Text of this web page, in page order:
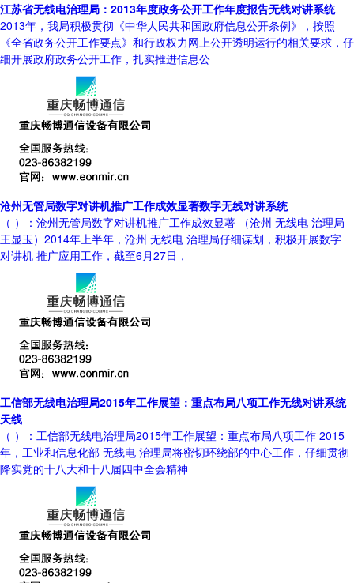
江苏省无线电治理局：2013年度政务公开工作年度报告无线对讲系统
2013年，我局积极贯彻《中华人民共和国政府信息公开条例》，按照
《全省政务公开工作要点》和行政权力网上公开透明运行的相关要求，仔
细开展政府政务公开工作，扎实推进信息公
沧州无管局数字对讲机推广工作成效显著数字无线对讲系统
（ ）：沧州无管局数字对讲机推广工作成效显著 （沧州 无线电 治理局
王显玉）2014年上半年，沧州 无线电 治理局仔细谋划，积极开展数字
对讲机 推广应用工作，截至6月27日，
工信部无线电治理局2015年工作展望：重点布局八项工作无线对讲系统
天线
（ ）：工信部无线电治理局2015年工作展望：重点布局八项工作 2015
年，工业和信息化部 无线电 治理局将密切环绕部的中心工作，仔细贯彻
降实党的十八大和十八届四中全会精神